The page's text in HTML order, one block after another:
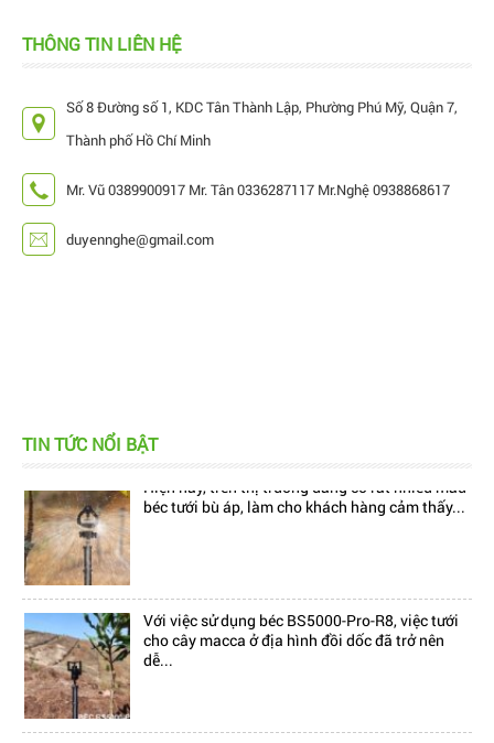
THÔNG TIN LIÊN HỆ
Số 8 Đường số 1, KDC Tân Thành Lập, Phường Phú Mỹ, Quận 7,
Thành phố Hồ Chí Minh
Mr. Vũ 0389900917 Mr. Tân 0336287117 Mr.Nghệ 0938868617
duyennghe@gmail.com
TIN TỨC NỔI BẬT
béc tưới bù áp, làm cho khách hàng cảm thấy...
Với việc sử dụng béc BS5000-Pro-R8, việc tưới
cho cây macca ở địa hình đồi dốc đã trở nên
dễ...